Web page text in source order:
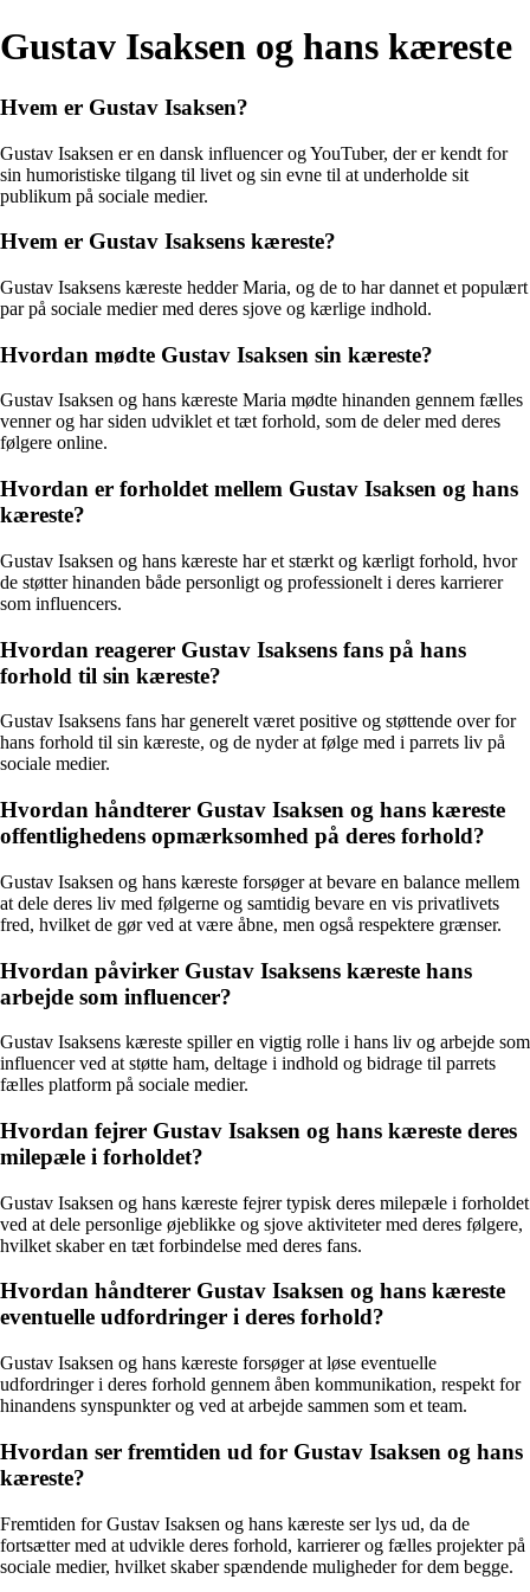
Gustav Isaksen og hans kæreste
Hvem er Gustav Isaksen?
Gustav Isaksen er en dansk influencer og YouTuber, der er kendt for
sin humoristiske tilgang til livet og sin evne til at underholde sit
publikum på sociale medier.
Hvem er Gustav Isaksens kæreste?
Gustav Isaksens kæreste hedder Maria, og de to har dannet et populært
par på sociale medier med deres sjove og kærlige indhold.
Hvordan mødte Gustav Isaksen sin kæreste?
Gustav Isaksen og hans kæreste Maria mødte hinanden gennem fælles
venner og har siden udviklet et tæt forhold, som de deler med deres
følgere online.
Hvordan er forholdet mellem Gustav Isaksen og hans
kæreste?
Gustav Isaksen og hans kæreste har et stærkt og kærligt forhold, hvor
de støtter hinanden både personligt og professionelt i deres karrierer
som influencers.
Hvordan reagerer Gustav Isaksens fans på hans
forhold til sin kæreste?
Gustav Isaksens fans har generelt været positive og støttende over for
hans forhold til sin kæreste, og de nyder at følge med i parrets liv på
sociale medier.
Hvordan håndterer Gustav Isaksen og hans kæreste
offentlighedens opmærksomhed på deres forhold?
Gustav Isaksen og hans kæreste forsøger at bevare en balance mellem
at dele deres liv med følgerne og samtidig bevare en vis privatlivets
fred, hvilket de gør ved at være åbne, men også respektere grænser.
Hvordan påvirker Gustav Isaksens kæreste hans
arbejde som influencer?
Gustav Isaksens kæreste spiller en vigtig rolle i hans liv og arbejde som
influencer ved at støtte ham, deltage i indhold og bidrage til parrets
fælles platform på sociale medier.
Hvordan fejrer Gustav Isaksen og hans kæreste deres
milepæle i forholdet?
Gustav Isaksen og hans kæreste fejrer typisk deres milepæle i forholdet
ved at dele personlige øjeblikke og sjove aktiviteter med deres følgere,
hvilket skaber en tæt forbindelse med deres fans.
Hvordan håndterer Gustav Isaksen og hans kæreste
eventuelle udfordringer i deres forhold?
Gustav Isaksen og hans kæreste forsøger at løse eventuelle
udfordringer i deres forhold gennem åben kommunikation, respekt for
hinandens synspunkter og ved at arbejde sammen som et team.
Hvordan ser fremtiden ud for Gustav Isaksen og hans
kæreste?
Fremtiden for Gustav Isaksen og hans kæreste ser lys ud, da de
fortsætter med at udvikle deres forhold, karrierer og fælles projekter på
sociale medier, hvilket skaber spændende muligheder for dem begge.